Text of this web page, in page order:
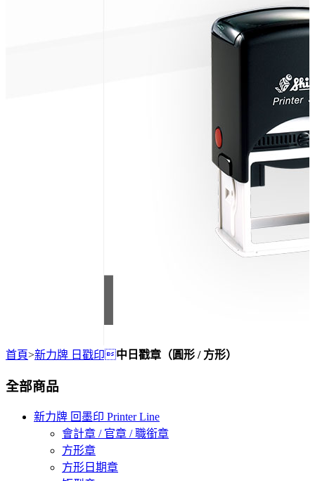
首頁>新力牌 日戳印中日戳章（圓形 / 方形）
全部商品
新力牌 回墨印 Printer Line
會計章 / 官章 / 職銜章
方形章
方形日期章